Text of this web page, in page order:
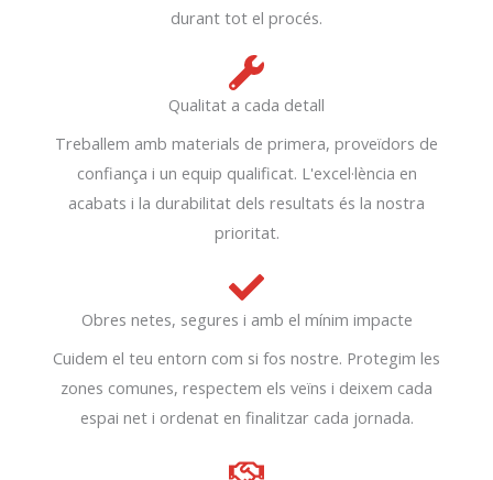
durant tot el procés.
Qualitat a cada detall
Treballem amb materials de primera, proveïdors de
confiança i un equip qualificat. L'excel·lència en
acabats i la durabilitat dels resultats és la nostra
prioritat.
Obres netes, segures i amb el mínim impacte
Cuidem el teu entorn com si fos nostre. Protegim les
zones comunes, respectem els veïns i deixem cada
espai net i ordenat en finalitzar cada jornada.